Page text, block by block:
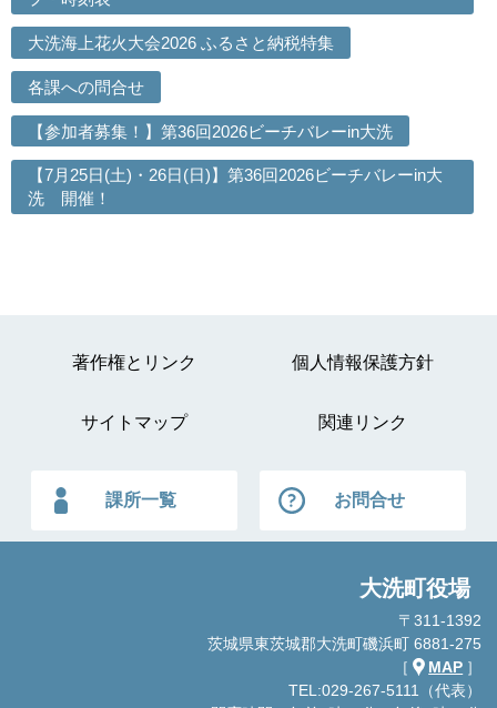
大洗海上花火大会2026 ふるさと納税特集
各課への問合せ
【参加者募集！】第36回2026ビーチバレーin大洗
【7月25日(土)・26日(日)】第36回2026ビーチバレーin大
洗 開催！
著作権とリンク 個人情報保護方針
サイトマップ 関連リンク
課所一覧 お問合せ
大洗町役場
〒311-1392
茨城県東茨城郡大洗町磯浜町 6881-275
［
MAP ］
TEL:029-267-5111（代表）